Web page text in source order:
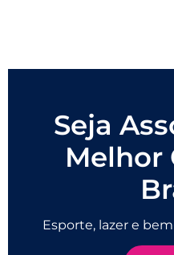
Seja
Melhor
Esporte, lazer e